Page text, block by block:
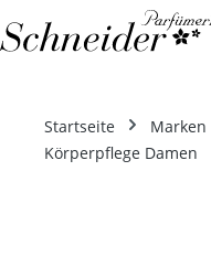
Zum Hauptinhalt
Startseite Marken
Körperpflege Damen